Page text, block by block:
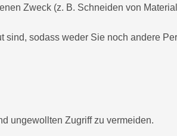
Zweck (z. B. Schneiden von
sodass weder Sie noch andere
ungewollten Zugriff zu vermeiden.